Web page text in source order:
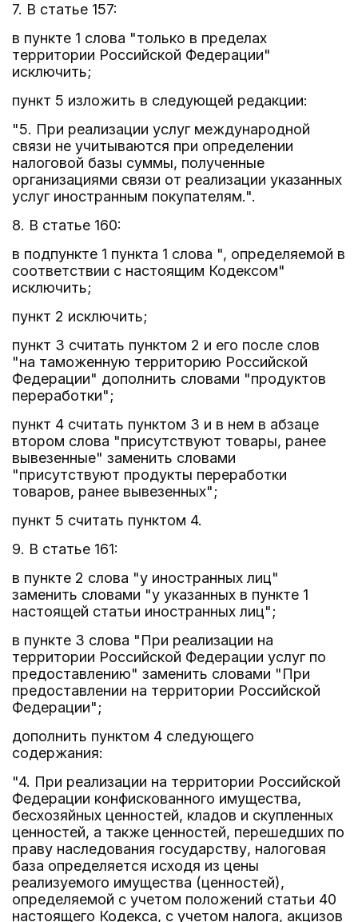
7. В статье 157:
в пункте 1 слова "только в пределах
территории Российской Федерации"
исключить;
пункт 5 изложить в следующей редакции:
"5. При реализации услуг международной
связи не учитываются при определении
налоговой базы суммы, полученные
организациями связи от реализации указанных
услуг иностранным покупателям.".
8. В статье 160:
в подпункте 1 пункта 1 слова ", определяемой в
соответствии с настоящим Кодексом"
исключить;
пункт 2 исключить;
пункт 3 считать пунктом 2 и его после слов
"на таможенную территорию Российской
Федерации" дополнить словами "продуктов
переработки";
пункт 4 считать пунктом 3 и в нем в абзаце
втором слова "присутствуют товары, ранее
вывезенные" заменить словами
"присутствуют продукты переработки
товаров, ранее вывезенных";
пункт 5 считать пунктом 4.
9. В статье 161:
в пункте 2 слова "у иностранных лиц"
заменить словами "у указанных в пункте 1
настоящей статьи иностранных лиц";
в пункте 3 слова "При реализации на
территории Российской Федерации услуг по
предоставлению" заменить словами "При
предоставлении на территории Российской
Федерации";
дополнить пунктом 4 следующего
содержания:
"4. При реализации на территории Российской
Федерации конфискованного имущества,
бесхозяйных ценностей, кладов и скупленных
ценностей, а также ценностей, перешедших по
праву наследования государству, налоговая
база определяется исходя из цены
реализуемого имущества (ценностей),
определяемой с учетом положений статьи 40
настоящего Кодекса, с учетом налога, акцизов